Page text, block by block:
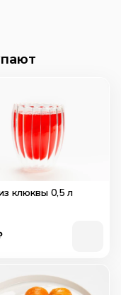
клюквы 0,5 л